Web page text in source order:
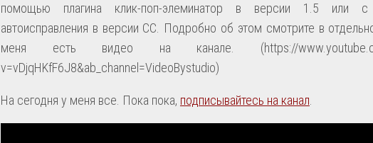
помощью плагина клик-поп-элеминатор в версии 1.5 или
автоисправления в версии CC. Подробно об этом смотрите в
меня есть видео на канале. (https://
v=vDjqHKfF6J8&ab_channel=VideoBystudio)
На сегодня у меня все. Пока пока, подписывайтесь на канал